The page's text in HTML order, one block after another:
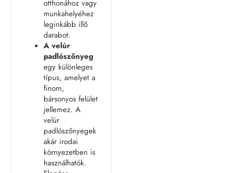
otthonához vagy
munkahelyéhez
leginkább illő
darabot.
A velúr
padlószőnyeg
egy különleges
típus, amelyet a
finom,
bársonyos felület
jellemez. A
velúr
padlószőnyegek
akár irodai
környezetben is
használhatók.